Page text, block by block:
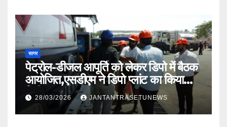
सागर
पेट्रोल-डीजल आपूर्ति को लेकर डिपो में बैठक
आयोजित,एसडीएम ने डिपो प्लांट का किया
निरीक्षण
28/03/2026 JANTANTRASETUNEWS